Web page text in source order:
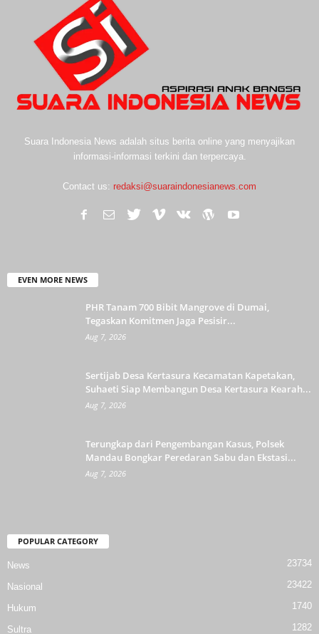
Suara Indonesia News adalah situs berita online yang menyajikan
informasi-informasi terkini dan terpercaya.
Contact us: redaksi@suaraindonesianews.com
EVEN MORE NEWS
PHR Tanam 700 Bibit Mangrove di Dumai,
Tegaskan Komitmen Jaga Pesisir...
Aug 7, 2026
Sertijab Desa Kertasura Kecamatan Kapetakan,
Suhaeti Siap Membangun Desa Kertasura Kearah...
Aug 7, 2026
Terungkap dari Pengembangan Kasus, Polsek
Mandau Bongkar Peredaran Sabu dan Ekstasi...
Aug 7, 2026
POPULAR CATEGORY
News 23734
Nasional 23422
Hukum 1740
Sultra 1282